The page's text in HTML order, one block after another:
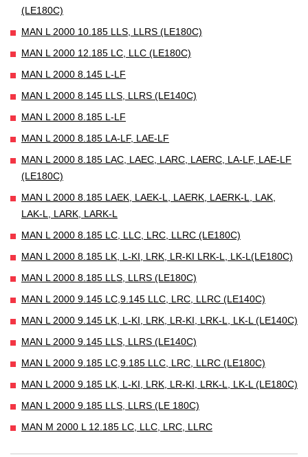
(LE180C)
MAN L 2000 10.185 LLS, LLRS (LE180C)
MAN L 2000 12.185 LC, LLC (LE180C)
MAN L 2000 8.145 L-LF
MAN L 2000 8.145 LLS, LLRS (LE140C)
MAN L 2000 8.185 L-LF
MAN L 2000 8.185 LA-LF, LAE-LF
MAN L 2000 8.185 LAC, LAEC, LARC, LAERC, LA-LF, LAE-LF
(LE180C)
MAN L 2000 8.185 LAEK, LAEK-L, LAERK, LAERK-L, LAK,
LAK-L, LARK, LARK-L
MAN L 2000 8.185 LC, LLC, LRC, LLRC (LE180C)
MAN L 2000 8.185 LK, L-KI, LRK, LR-KI LRK-L, LK-L(LE180C)
MAN L 2000 8.185 LLS, LLRS (LE180C)
MAN L 2000 9.145 LC,9.145 LLC, LRC, LLRC (LE140C)
MAN L 2000 9.145 LK, L-KI, LRK, LR-KI, LRK-L, LK-L (LE140C)
MAN L 2000 9.145 LLS, LLRS (LE140C)
MAN L 2000 9.185 LC,9.185 LLC, LRC, LLRC (LE180C)
MAN L 2000 9.185 LK, L-KI, LRK, LR-KI, LRK-L, LK-L (LE180C)
MAN L 2000 9.185 LLS, LLRS (LE 180C)
MAN M 2000 L 12.185 LC, LLC, LRC, LLRC